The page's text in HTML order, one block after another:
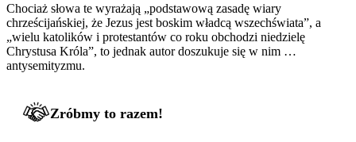
Chociaż słowa te wyrażają „podstawową zasadę wiary
chrześcijańskiej, że Jezus jest boskim władcą wszechświata”, a
„wielu katolików i protestantów co roku obchodzi niedzielę
Chrystusa Króla”, to jednak autor doszukuje się w nim …
antysemityzmu.
Zróbmy to razem!